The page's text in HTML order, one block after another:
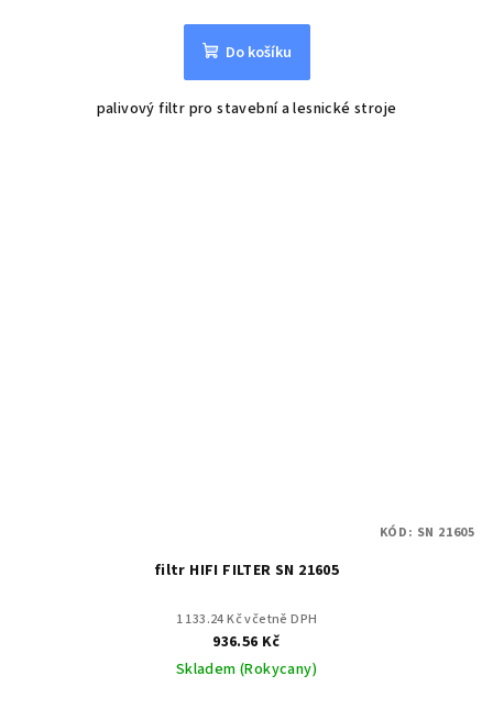
Do košíku
palivový filtr pro stavební a lesnické stroje
filtr HIFI FILTER SN 21605
1 133.24 Kč včetně DPH
936.56 Kč
Skladem (Rokycany)
KÓD: SN 21605